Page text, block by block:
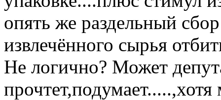
опять же раздельный
извлечённого сырья
Не логично? Может